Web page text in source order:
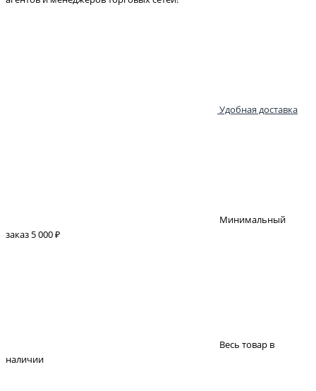
Удобная доставка
Минимальный
заказ 5 000 ₽
Весь товар в
наличии